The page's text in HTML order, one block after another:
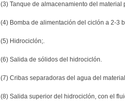
(3) Tanque de almacenamiento del
(4) Bomba de alimentación del ciclón a 2-3
(5) Hidrociclón;.
(6) Salida de sólidos del hidrociclón.
(7) Cribas separadoras del agua del
(8) Salida superior del hidrociclón, con el